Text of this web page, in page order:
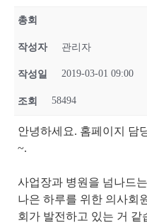
총회
작성자 관리자
작성일 2019-03-01 09:00
조회 58494
안녕하세요. 홈페이지 담
~.
사업장과 병원을 넘나드
나은 하루를 위한 의사회
회가 발전하고 있는 거 같